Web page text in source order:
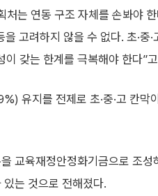
는 연동 구조 자체를 손봐야
고려하지 않을 수 없다. 초·중
갖는 한계를 극복해야 한다”
유지를 전제로 초·중·고 칸막
교육재정안정화기금으로 조
는 것으로 전해졌다.